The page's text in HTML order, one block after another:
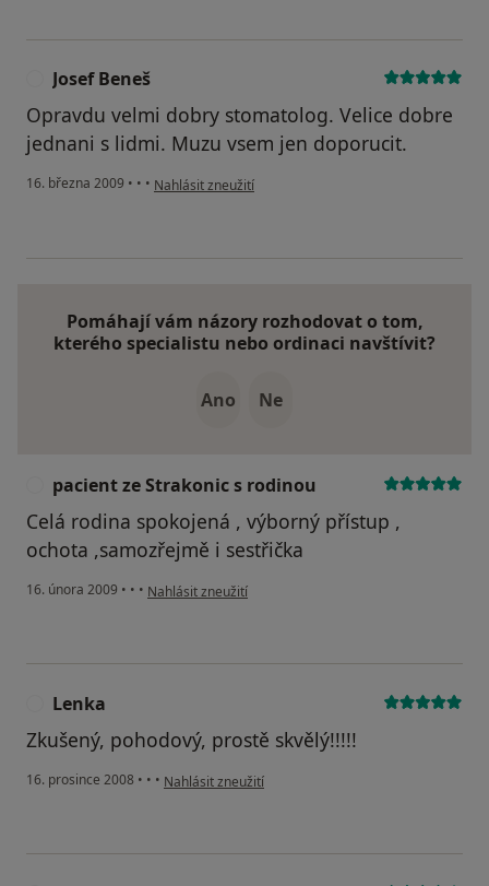
Josef Beneš
Opravdu velmi dobry stomatolog. Velice dobre
jednani s lidmi. Muzu vsem jen doporucit.
16. března 2009 • • • podle názoru uživatele Josef Beneš
Nahlásit zneužití
Pomáhají vám názory rozhodovat o tom,
kterého specialistu nebo ordinaci navštívit?
Ano Ne
pacient ze Strakonic s rodinou
Celá rodina spokojená , výborný přístup ,
ochota ,samozřejmě i sestřička
16. února 2009 • • • podle názoru uživatele pacient ze Strakonic s rodinou
Nahlásit zneužití
Lenka
Zkušený, pohodový, prostě skvělý!!!!!
16. prosince 2008 • • • podle názoru uživatele Lenka
Nahlásit zneužití